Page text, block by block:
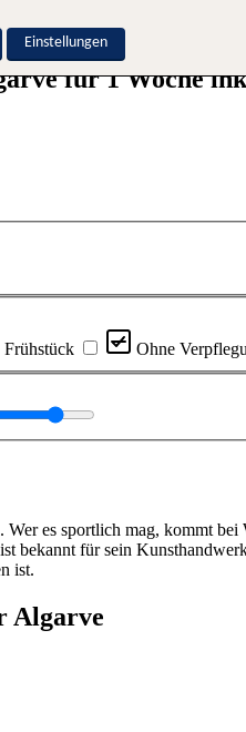
Urlauber an. Die im Süden
Kurzentschlossene finden
für 1 Woche
Frühstück Ohne
es sportlich mag, kommt
für sein
ist.
Algarve
Einstellungen